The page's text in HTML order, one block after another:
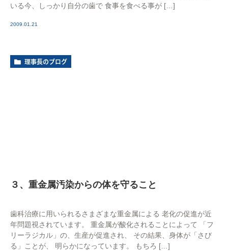
いる今、しっかり自分の歯で 食事を食べる事が […]
2009.01.21
理事長のブログ
３、重金属汚染からの体を守ること
歯科治療に用いられるさまざまな重金属による 老化の促進が近
年問題視されています。 重金属が酸化されることによって 「フ
リーラジカル」の、生産が促進され、 その結果、身体が「さび
る」ことが、 明らかになっています。 もちろ […]